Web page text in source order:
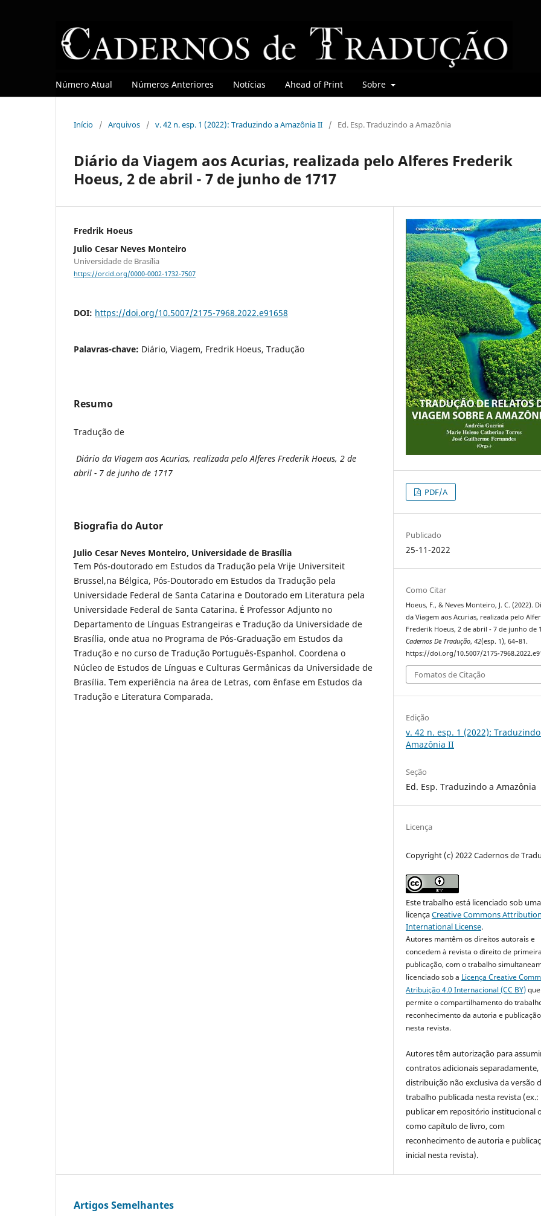
Número Atual Números Anteriores Notícias Ahead of Print Sobre
Início / Arquivos / v. 42 n. esp. 1 (2022): Traduzindo a Amazônia II / Ed. Esp. Traduzindo a Amazônia
Diário da Viagem aos Acurias, realizada pelo Alferes Frederik
Hoeus, 2 de abril - 7 de junho de 1717
Fredrik Hoeus
Julio Cesar Neves Monteiro
Universidade de Brasília
https://orcid.org/0000-0002-1732-7507
DOI: https://doi.org/10.5007/2175-7968.2022.e91658
Palavras-chave: Diário, Viagem, Fredrik Hoeus, Tradução
Resumo
Tradução de
Diário da Viagem aos Acurias, realizada pelo Alferes Frederik Hoeus, 2 de
abril - 7 de junho de 1717
Biografia do Autor
Julio Cesar Neves Monteiro, Universidade de Brasília
Tem Pós-doutorado em Estudos da Tradução pela Vrije Universiteit
Brussel,na Bélgica, Pós-Doutorado em Estudos da Tradução pela
Universidade Federal de Santa Catarina e Doutorado em Literatura pela
Universidade Federal de Santa Catarina. É Professor Adjunto no
Departamento de Línguas Estrangeiras e Tradução da Universidade de
Brasília, onde atua no Programa de Pós-Graduação em Estudos da
Tradução e no curso de Tradução Português-Espanhol. Coordena o
Núcleo de Estudos de Línguas e Culturas Germânicas da Universidade de
Brasília. Tem experiência na área de Letras, com ênfase em Estudos da
Tradução e Literatura Comparada.
PDF/A
Publicado
25-11-2022
Como Citar
Hoeus, F., & Neves Monteiro, J. C. (2022).
da Viagem aos Acurias, realizada pelo
Frederik Hoeus, 2 de abril - 7 de junho de
Cadernos De Tradução,42(esp. 1), 64–81.
https://doi.org/10.5007/2175-
Fomatos de Citação
Edição
v. 42 n. esp. 1 (2022):
Amazônia II
Seção
Ed. Esp. Traduzindo a Amazônia
Licença
Copyright (c) 2022 Cadernos de
Este trabalho está licenciado sob uma
licençaCreative Commons
International License.
Autores mantêm os direitos autorais e
concedem à revista o direito de
publicação, com o trabalho
licenciado sob a Licença Creative
Atribuição 4.0 Internacional (CC BY)que
permite o compartilhamento do
reconhecimento da autoria e
nesta revista.
Autores têm autorização para
contratos adicionais separadamente,
distribuição não exclusiva da versão
trabalho publicada nesta revista (ex.:
publicar em repositório institucional
como capítulo de livro, com
reconhecimento de autoria e
inicial nesta revista).
Artigos Semelhantes